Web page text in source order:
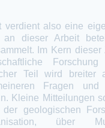
verdient also eine
an dieser Arbeit
Im Kern dieser
Teil wird breiter
Fragen und
Kleine Mitteilungen
geologischen
über